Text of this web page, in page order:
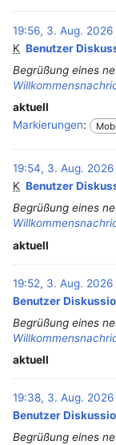
19:56, 3. Aug. 2026
K Benutzer
Begrüßung eines
aktuell
Markierungen:
19:54, 3. Aug. 2026
K Benutzer
Begrüßung eines
aktuell
19:52, 3. Aug. 2026
Benutzer
Begrüßung eines
aktuell
19:38, 3. Aug. 2026
Benutzer
Begrüßung eines